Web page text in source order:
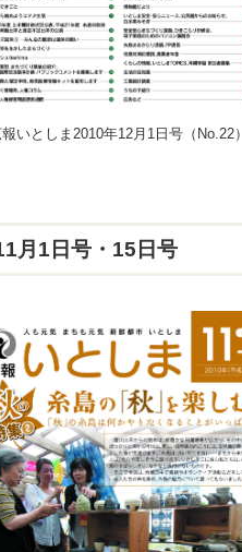
報いとしま2010年12月1日号（No.22）
月1日号・15日号